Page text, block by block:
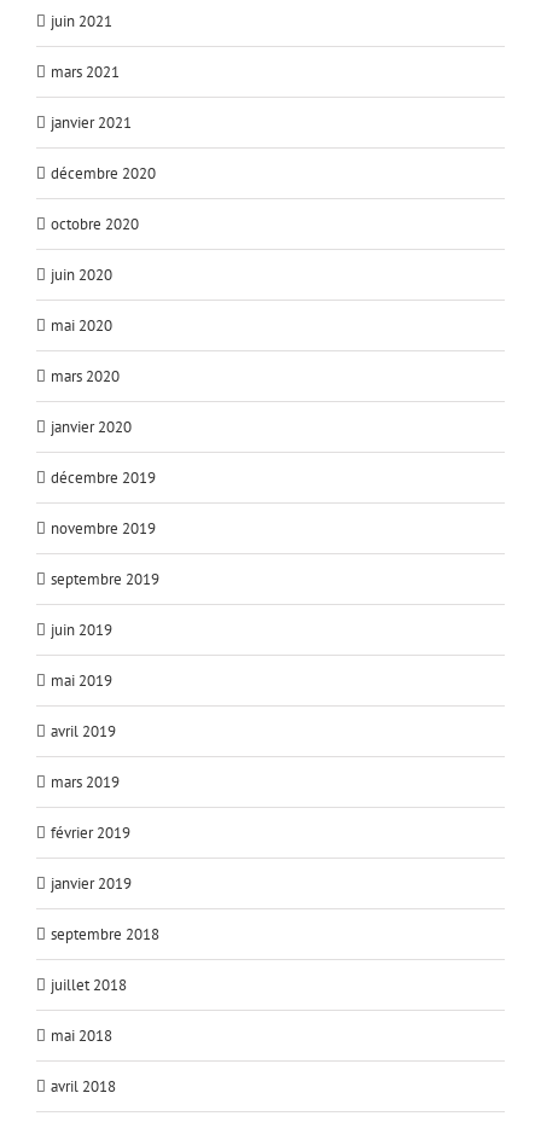
juin 2021
mars 2021
janvier 2021
décembre 2020
octobre 2020
juin 2020
mai 2020
mars 2020
janvier 2020
décembre 2019
novembre 2019
septembre 2019
juin 2019
mai 2019
avril 2019
mars 2019
février 2019
janvier 2019
septembre 2018
juillet 2018
mai 2018
avril 2018